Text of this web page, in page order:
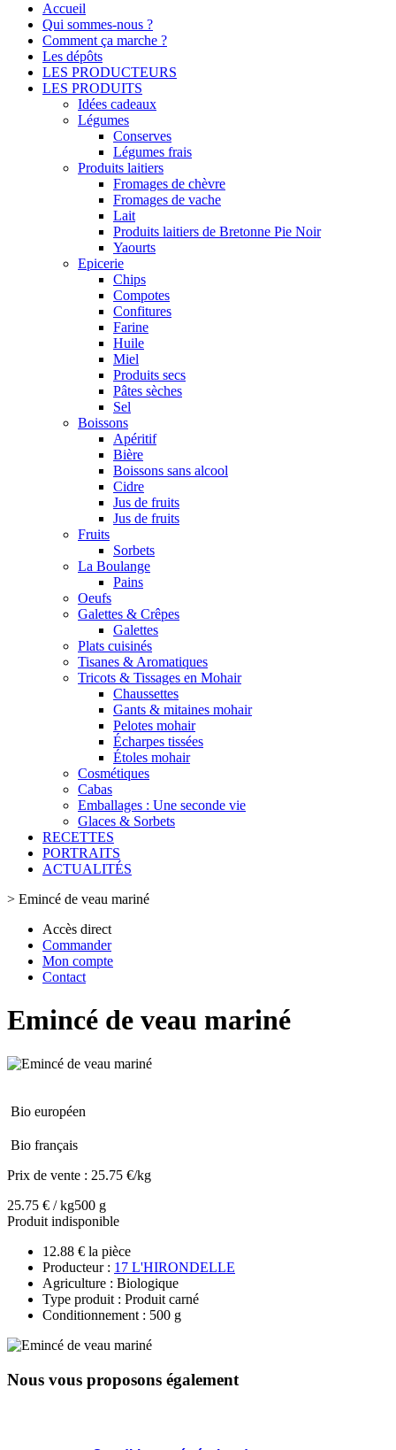
Accueil
Qui sommes-nous ?
Comment ça marche ?
Les dépôts
LES PRODUCTEURS
LES PRODUITS
Idées cadeaux
Légumes
Conserves
Légumes frais
Produits laitiers
Fromages de chèvre
Fromages de vache
Lait
Produits laitiers de Bretonne Pie Noir
Yaourts
Epicerie
Chips
Compotes
Confitures
Farine
Huile
Miel
Produits secs
Pâtes sèches
Sel
Boissons
Apéritif
Bière
Boissons sans alcool
Cidre
Jus de fruits
Jus de fruits
Fruits
Sorbets
La Boulange
Pains
Oeufs
Galettes & Crêpes
Galettes
Plats cuisinés
Tisanes & Aromatiques
Tricots & Tissages en Mohair
Chaussettes
Gants & mitaines mohair
Pelotes mohair
Écharpes tissées
Étoles mohair
Cosmétiques
Cabas
Emballages : Une seconde vie
Glaces & Sorbets
RECETTES
PORTRAITS
ACTUALITÉS
> Emincé de veau mariné
Accès direct
Commander
Mon compte
Contact
Emincé de veau mariné
Bio européen
Bio français
Prix de vente : 25.75 €/kg
25.75 € / kg500 g
Produit indisponible
12.88 € la pièce
Producteur : 17 L'HIRONDELLE
Agriculture : Biologique
Type produit : Produit carné
Conditionnement : 500 g
Nous vous proposons également